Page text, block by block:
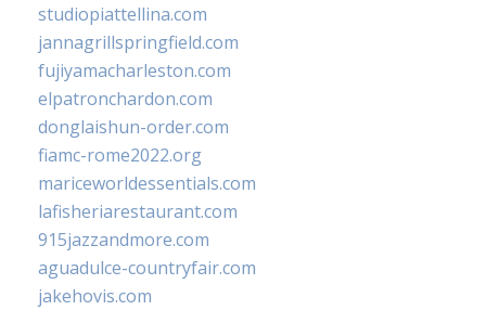
studiopiattellina.com
jannagrillspringfield.com
fujiyamacharleston.com
elpatronchardon.com
donglaishun-order.com
fiamc-rome2022.org
mariceworldessentials.com
lafisheriarestaurant.com
915jazzandmore.com
aguadulce-countryfair.com
jakehovis.com